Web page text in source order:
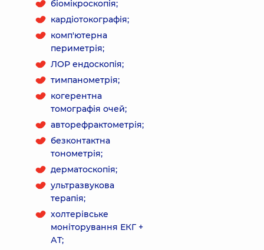
біомікроскопія;
кардіотокографія;
комп'ютерна
периметрія;
ЛОР ендоскопія;
тимпанометрія;
когерентна
томографія очей;
авторефрактометрія;
безконтактна
тонометрія;
дерматоскопія;
ультразвукова
терапія;
холтерівське
моніторування ЕКГ +
АТ;